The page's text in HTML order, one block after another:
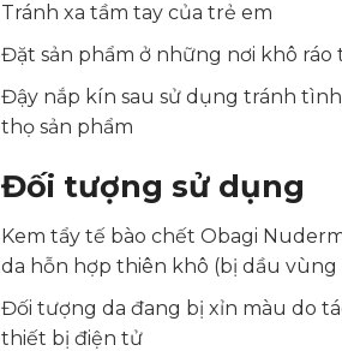
Tránh xa tầm tay của trẻ em
Đặt sản phẩm ở những nơi khô
Đậy nắp kín sau sử dụng tránh
thọ sản phẩm
Đối tượng sử dụng
Kem tẩy tế bào chết Obagi
da hỗn hợp thiên khô (bị dầu vùng
Đối tượng da đang bị xỉn màu do
thiết bị điện tử